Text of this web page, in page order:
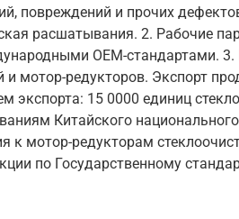
повреждений и прочих
расшатывания. 2. Рабочие
OEM-стандартами. 3.
и мотор-редукторов. Экспорт
экспорта: 15 0000 единиц
Китайского
к мотор-редукторам
по Государственному